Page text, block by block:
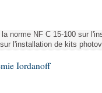
norme NF C 15-100 sur
l'installation de kits
Iordanoff